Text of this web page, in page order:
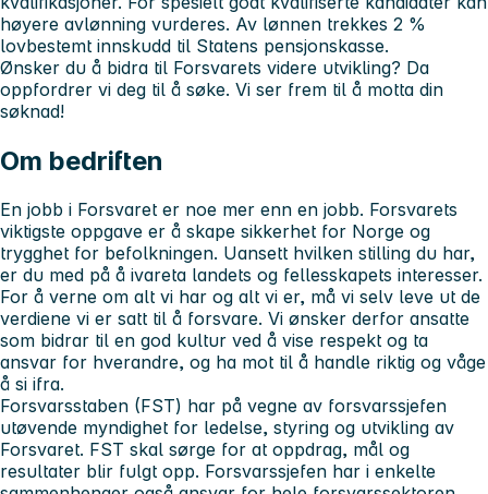
høyere avlønning vurderes. Av lønnen trekkes 2 %
lovbestemt innskudd til Statens pensjonskasse.
Ønsker du å bidra til Forsvarets videre utvikling? Da
oppfordrer vi deg til å søke. Vi ser frem til å motta din
søknad!
Om bedriften
En jobb i Forsvaret er noe mer enn en jobb. Forsvarets
viktigste oppgave er å skape sikkerhet for Norge og
trygghet for befolkningen. Uansett hvilken stilling du har,
er du med på å ivareta landets og fellesskapets interesser.
For å verne om alt vi har og alt vi er, må vi selv leve ut de
verdiene vi er satt til å forsvare. Vi ønsker derfor ansatte
som bidrar til en god kultur ved å vise respekt og ta
ansvar for hverandre, og ha mot til å handle riktig og våge
å si ifra.
Forsvarsstaben (FST) har på vegne av forsvarssjefen
utøvende myndighet for ledelse, styring og utvikling av
Forsvaret. FST skal sørge for at oppdrag, mål og
resultater blir fulgt opp. Forsvarssjefen har i enkelte